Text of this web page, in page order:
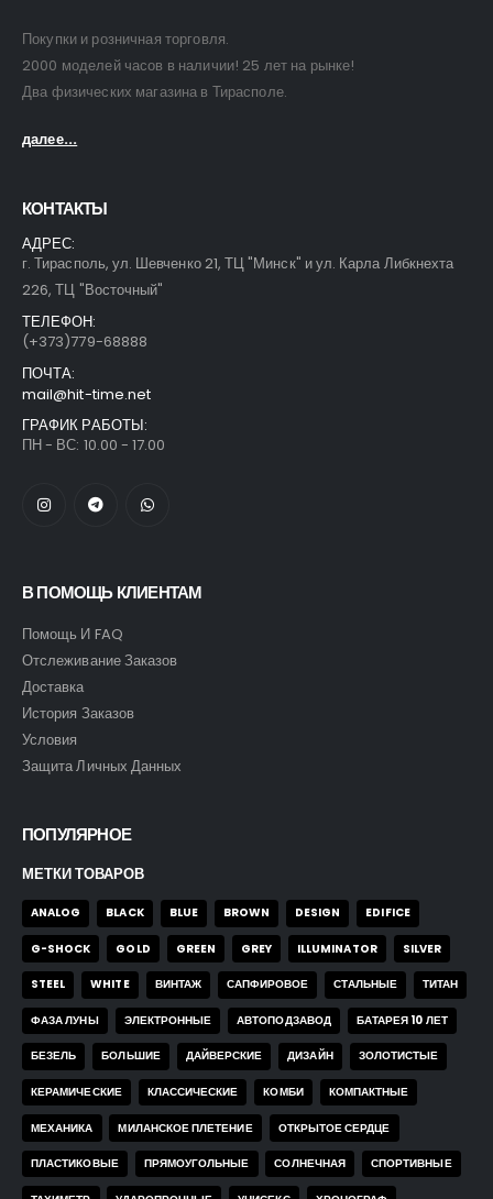
Покупки и розничная торговля.
2000 моделей часов в наличии! 25 лет на рынке!
Два физических магазина в Тирасполе.
далее...
КОНТАКТЫ
АДРЕС:
г. Тирасполь, ул. Шевченко 21, ТЦ "Минск" и ул. Карла Либкнехта
226, ТЦ "Восточный"
ТЕЛЕФОН:
(+373)779-68888
ПОЧТА:
mail@hit-time.net
ГРАФИК РАБОТЫ:
ПН - ВС: 10.00 - 17.00
В ПОМОЩЬ КЛИЕНТАМ
Помощь И FAQ
Отслеживание Заказов
Доставка
История Заказов
Условия
Защита Личных Данных
ПОПУЛЯРНОЕ
МЕТКИ ТОВАРОВ
ANALOG BLACK BLUE BROWN DESIGN EDIFICE
G-SHOCK GOLD GREEN GREY ILLUMINATOR SILVER
STEEL WHITE ВИНТАЖ САПФИРОВОЕ СТАЛЬНЫЕ ТИТАН
ФАЗА ЛУНЫ ЭЛЕКТРОННЫЕ АВТОПОДЗАВОД БАТАРЕЯ 10 ЛЕТ
БЕЗЕЛЬ БОЛЬШИЕ ДАЙВЕРСКИЕ ДИЗАЙН ЗОЛОТИСТЫЕ
КЕРАМИЧЕСКИЕ КЛАССИЧЕСКИЕ КОМБИ КОМПАКТНЫЕ
МЕХАНИКА МИЛАНСКОЕ ПЛЕТЕНИЕ ОТКРЫТОЕ СЕРДЦЕ
ПЛАСТИКОВЫЕ ПРЯМОУГОЛЬНЫЕ СОЛНЕЧНАЯ СПОРТИВНЫЕ